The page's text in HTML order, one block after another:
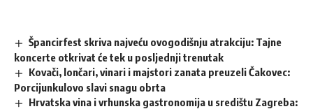
Špancirfest skriva najveću ovogodišnju atrakciju: Tajne
koncerte otkrivat će tek u posljednji trenutak
Kovači, lončari, vinari i majstori zanata preuzeli Čakovec:
Porcijunkulovo slavi snagu obrta
Hrvatska vina i vrhunska gastronomija u središtu Zagreba: